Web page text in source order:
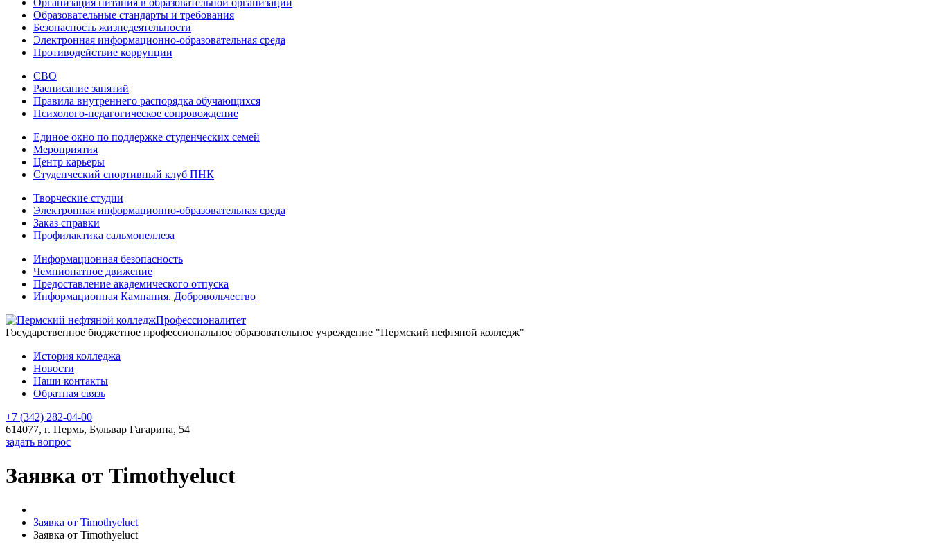
Организация питания в образовательной организации
Образовательные стандарты и требования
Безопасность жизнедеятельности
Электронная информационно-образовательная среда
Противодействие коррупции
СВО
Расписание занятий
Правила внутреннего распорядка обучающихся
Психолого-педагогическое сопровождение
Единое окно по поддержке студенческих семей
Мероприятия
Центр карьеры
Студенческий спортивный клуб ПНК
Творческие студии
Электронная информационно-образовательная среда
Заказ справки
Профилактика сальмонеллеза
Информационная безопасность
Чемпионатное движение
Предоставление академического отпуска
Информационная Кампания. Добровольчество
Профессионалитет
Государственное бюджетное профессиональное образовательное учреждение "Пермский нефтяной колледж"
История колледжа
Новости
Наши контакты
Обратная связь
+7 (342) 282-04-00
614077, г. Пермь, Бульвар Гагарина, 54
задать вопрос
Заявка от Timothyeluct
Заявка от Timothyeluct
Заявка от Timothyeluct